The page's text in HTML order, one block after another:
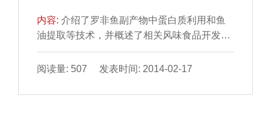
内容:介绍了罗非鱼副产物中蛋白质利用和鱼
油提取等技术，并概述了相关风味食品开发进
展，展望了罗非鱼副 产物利用的前景，以期为
相关研究提供参考。
阅读量: 507 发表时间: 2014-02-17